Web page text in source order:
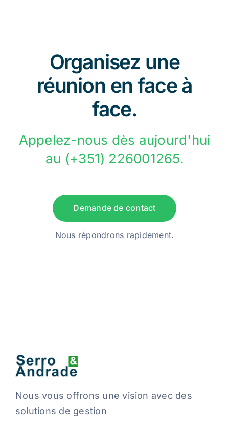
Organisez une
réunion en face à
face.
Appelez-nous dès aujourd'hui
au (+351) 226001265.
Demande de contact
Nous répondrons rapidement.
Nous vous offrons une vision avec des
solutions de gestion